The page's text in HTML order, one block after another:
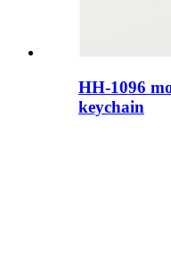
HH-1096
keychain